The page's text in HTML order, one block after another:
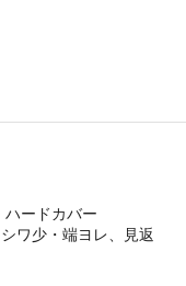
ードカバー
ワ少・端ヨレ、見返